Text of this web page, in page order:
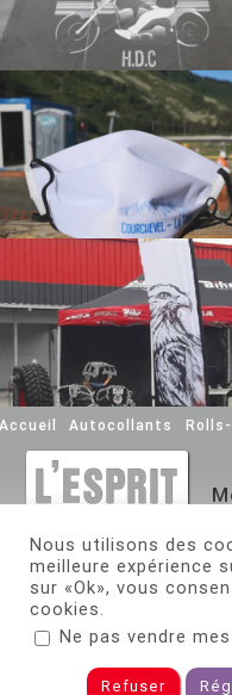
Autocollants Rolls-
2020 -2026 |
Nous utilisons des
meilleure expérience
sur «Ok», vous
cookies.
Ne pas vendre
Refuser